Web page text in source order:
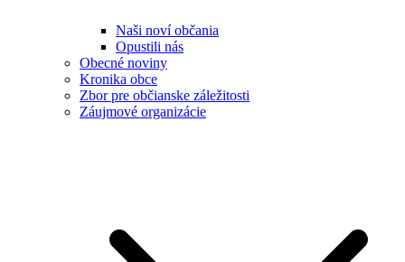
Naši noví občania
Opustili nás
Obecné noviny
Kronika obce
Zbor pre občianske záležitosti
Záujmové organizácie